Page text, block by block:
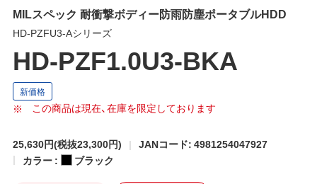
MILスペック 耐衝撃ボディー防雨防塵ポータブルHDD
HD-PZFU3-Aシリーズ
HD-PZF1.0U3-BKA
この商品は現在、在庫を限定しております
25,630円(税抜23,300円)
JANコード: 4981254047927
カラー :
ブラック